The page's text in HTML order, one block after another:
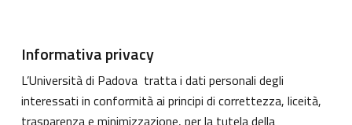
Informativa privacy
L’Università di Padova tratta i dati personali degli
interessati in conformità ai principi di correttezza, liceità,
trasparenza e minimizzazione, per la tutela della